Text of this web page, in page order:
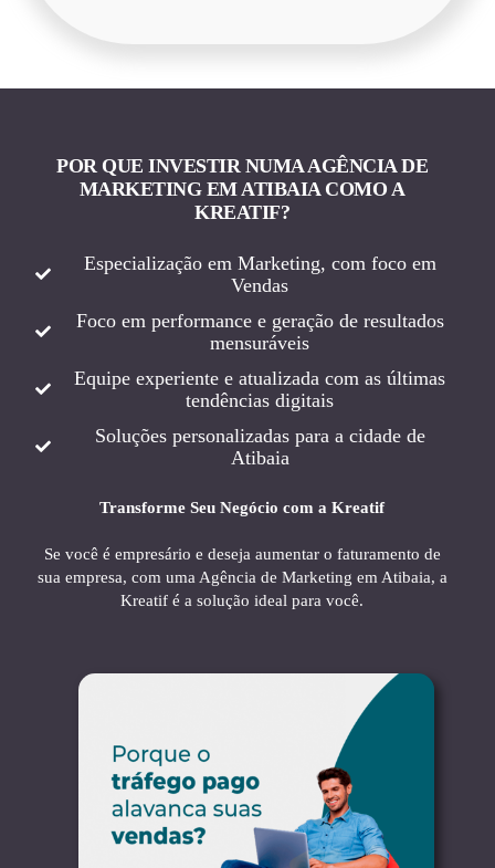
POR QUE INVESTIR NUMA AGÊNCIA DE
MARKETING EM ATIBAIA COMO A
KREATIF?
Especialização em Marketing, com foco em
Vendas
Foco em performance e geração de resultados
mensuráveis
Equipe experiente e atualizada com as últimas
tendências digitais
Soluções personalizadas para a cidade de
Atibaia
Transforme Seu Negócio com a Kreatif
Se você é empresário e deseja aumentar o faturamento de
sua empresa, com uma Agência de Marketing em Atibaia, a
Kreatif é a solução ideal para você.